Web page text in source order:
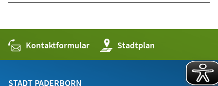
Kontaktformular Stadtplan
(Öffnet
in
einem
STADT PADERBORN